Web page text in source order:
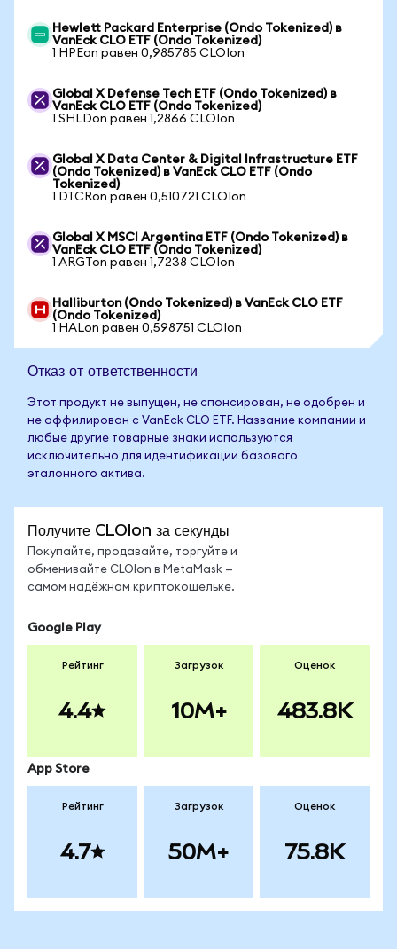
Hewlett Packard Enterprise (Ondo Tokenized) в
VanEck CLO ETF (Ondo Tokenized)
1 HPEon равен 0,985785 CLOIon
Global X Defense Tech ETF (Ondo Tokenized) в
VanEck CLO ETF (Ondo Tokenized)
1 SHLDon равен 1,2866 CLOIon
Global X Data Center & Digital Infrastructure ETF
(Ondo Tokenized) в VanEck CLO ETF (Ondo
Tokenized)
1 DTCRon равен 0,510721 CLOIon
Global X MSCI Argentina ETF (Ondo Tokenized) в
VanEck CLO ETF (Ondo Tokenized)
1 ARGTon равен 1,7238 CLOIon
Halliburton (Ondo Tokenized) в VanEck CLO ETF
(Ondo Tokenized)
1 HALon равен 0,598751 CLOIon
Отказ от ответственности
Этот продукт не выпущен, не спонсирован, не одобрен и
не аффилирован с VanEck CLO ETF. Название компании и
любые другие товарные знаки используются
исключительно для идентификации базового
эталонного актива.
Получите CLOIon за секунды
Покупайте, продавайте, торгуйте и
обменивайте CLOIon в MetaMask —
самом надёжном криптокошельке.
Google Play
Рейтинг
4.4
Загрузок
10M+
Оценок
483.8K
App Store
Рейтинг
4.7
Загрузок
50M+
Оценок
75.8K